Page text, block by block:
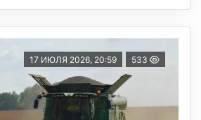
17 ИЮЛЯ 2026, 20:59 533